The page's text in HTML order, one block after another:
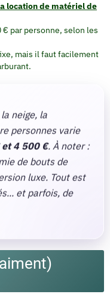
location de matériel de
par personne, selon les
mais il faut facilement
neige, la
personnes varie
et 4 500 €. À noter :
de bouts de
luxe. Tout est
et parfois, de